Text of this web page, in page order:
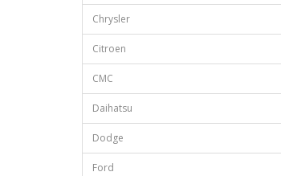
Chrysler
Citroen
CMC
Daihatsu
Dodge
Ford